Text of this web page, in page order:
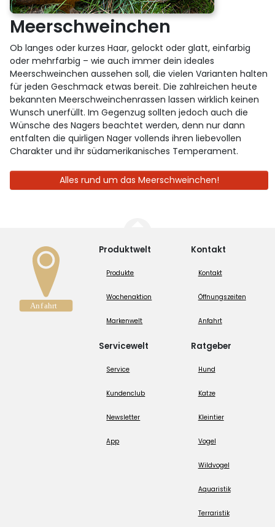
Meerschweinchen
Ob langes oder kurzes Haar, gelockt oder glatt, einfarbig
oder mehrfarbig – wie auch immer dein ideales
Meerschweinchen aussehen soll, die vielen Varianten halten
für jeden Geschmack etwas bereit. Die zahlreichen heute
bekannten Meerschweinchenrassen lassen wirklich keinen
Wunsch unerfüllt. Im Gegenzug sollten jedoch auch die
Wünsche des Nagers beachtet werden, denn nur dann
entfalten die quirligen Nager vollends ihren liebevollen
Charakter und ihr südamerikanisches Temperament.
Alles rund um das Meerschweinchen!
Produktwelt
Produkte
Wochenaktion
Markenwelt
Servicewelt
Service
Kundenclub
Newsletter
App
Kontakt
Kontakt
Öffnungszeiten
Anfahrt
Ratgeber
Hund
Katze
Kleintier
Vogel
Wildvogel
Aquaristik
Terraristik